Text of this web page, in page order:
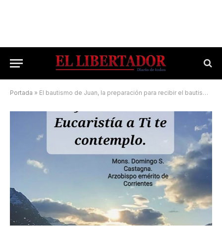
Portada » El bautismo de Juan, la preparación para recibir el bautismo de Jesús